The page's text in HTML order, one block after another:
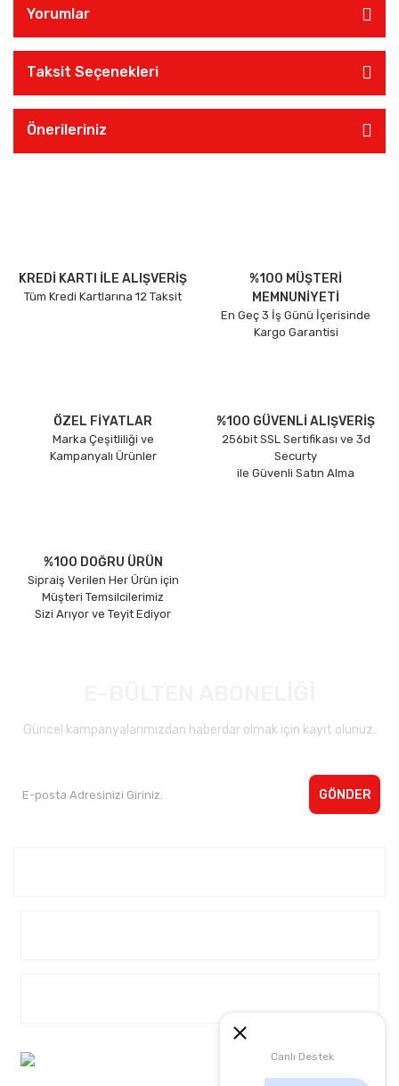
Canlı Destek
Yorumlar
Taksit Seçenekleri
Önerileriniz
KREDİ KARTI İLE ALIŞVERİŞ
Tüm Kredi Kartlarına 12 Taksit
%100 MÜŞTERİ
MEMNUNİYETİ
En Geç 3 İş Günü İçerisinde
Kargo Garantisi
ÖZEL FİYATLAR
Marka Çeşitliliği ve
Kampanyalı Ürünler
%100 GÜVENLİ ALIŞVERİŞ
256bit SSL Sertifikası ve 3d
Securty
ile Güvenli Satın Alma
%100 DOĞRU ÜRÜN
Sipraiş Verilen Her Ürün için
Müşteri Temsilcilerimiz
Sizi Arıyor ve Teyit Ediyor
Güncel kampanyalarımızdan haberdar olmak için kayıt olunuz.
GÖNDER